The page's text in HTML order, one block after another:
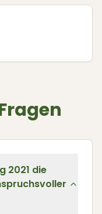
2021 die